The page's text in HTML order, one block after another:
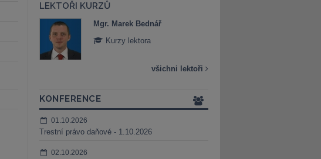
LEKTOŘI KURZŮ
Mgr. Marek Bednář
Kurzy lektora
všichni lektoři
KONFERENCE
01.10.2026
Trestní právo daňové - 1.10.2026
02.10.2026